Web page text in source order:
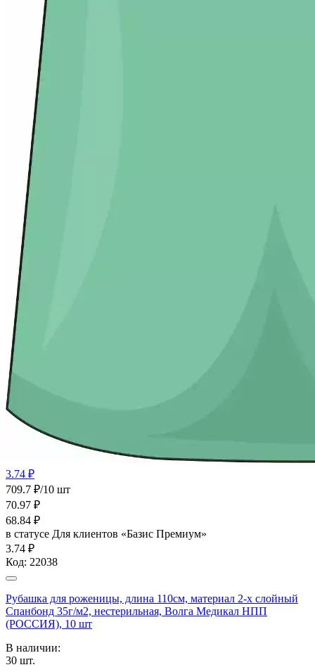
3.74 ₽
709.7 ₽/10 шт
70.97 ₽
68.84 ₽
в статусе Для клиентов «Базис Премиум»
3.74 ₽
Код: 22038
Рубашка для роженицы, длина 110см, материал 2-х слойный
Спанбонд 35г/м2, нестерильная, Волга Медикал НПП
(РОССИЯ), 10 шт
В наличии:
30 шт.